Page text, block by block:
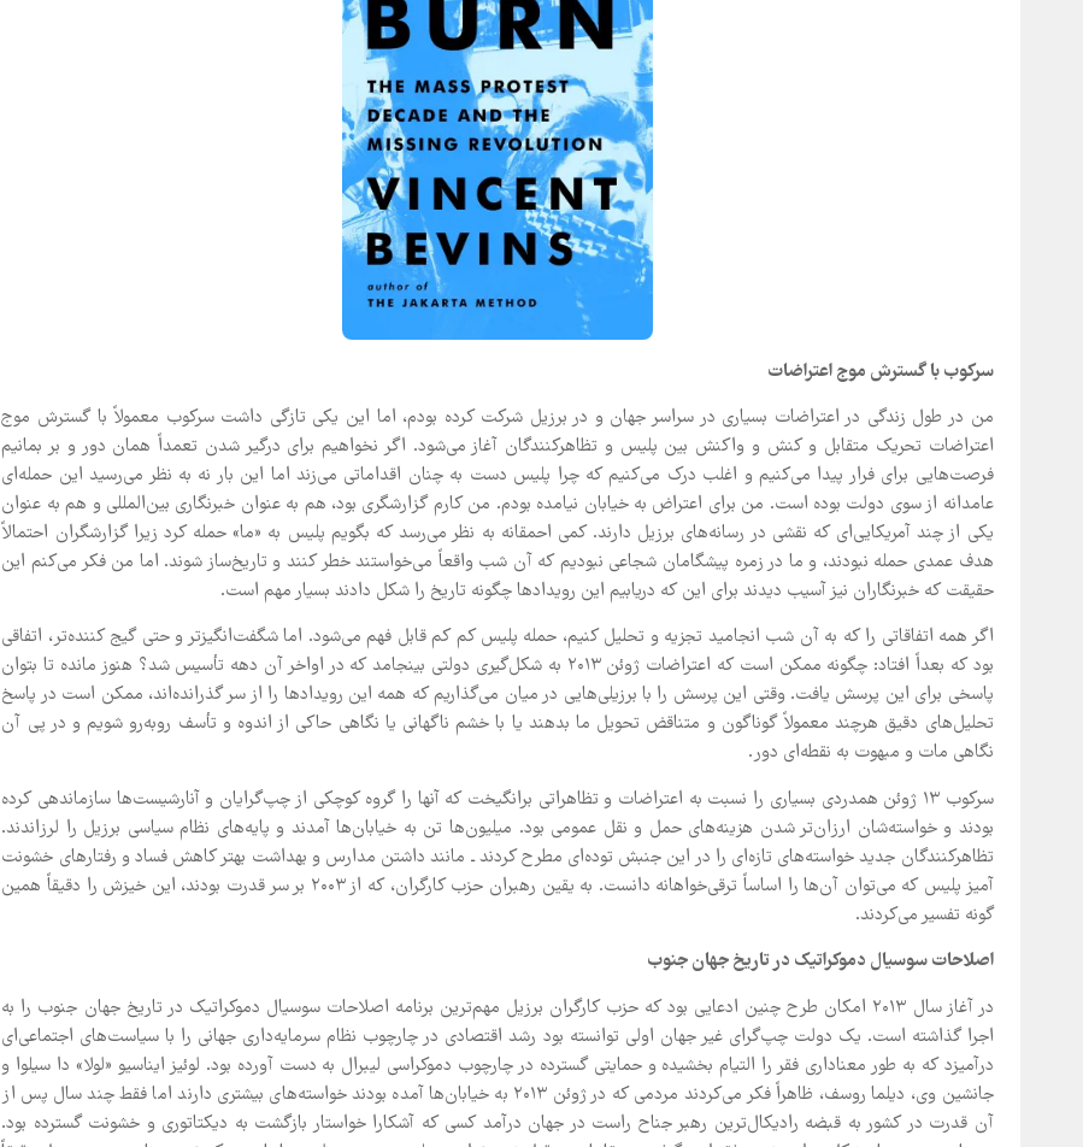
سرکوب با گسترش موج اعتراضات
من در طول زندگی در اعتراضات بسیاری در سراسر جهان و در برزیل شرکت کرده بودم، اما این یکی تازگی داشت سرکوب معمولاً با گسترش موج
اعتراضات تحریک متقابل و کنش و واکنش بین پلیس و تظاهرکنندگان آغاز می‌شود. اگر نخواهیم برای درگیر شدن تعمداً همان دور و بر بمانیم
فرصت‌هایی برای فرار پیدا می‌کنیم و اغلب درک می‌کنیم که چرا پلیس دست به چنان اقداماتی می‌زند اما این بار نه به نظر می‌رسید این حمله‌ای
عامدانه از سوی دولت بوده است. من برای اعتراض به خیابان نیامده بودم. من کارم گزارشگری بود، هم به عنوان خبرنگاری بین‌المللی و هم به عنوان
یکی از چند آمریکایی‌ای که نقشی در رسانه‌های برزیل دارند. کمی احمقانه به نظر می‌رسد که بگویم پلیس به «ما» حمله کرد زیرا گزارشگران احتمالاً
هدف عمدی حمله نبودند، و ما در زمره پیشگامان شجاعی نبودیم که آن شب واقعاً می‌خواستند خطر کنند و تاریخ‌ساز شوند. اما من فکر می‌کنم این
حقیقت که خبرنگاران نیز آسیب دیدند برای این که دریابیم این رویدادها چگونه تاریخ را شکل دادند بسیار مهم است.
اگر همه اتفاقاتی را که به آن شب انجامید تجزیه و تحلیل کنیم، حمله پلیس کم کم قابل فهم می‌شود. اما شگفت‌انگیزتر و حتی گیج کننده‌تر، اتفاقی
بود که بعداً افتاد: چگونه ممکن است که اعتراضات ژوئن ۲۰۱۳ به شکل‌گیری دولتی بینجامد که در اواخر آن دهه تأسیس شد؟ هنوز مانده تا بتوان
پاسخی برای این پرسش یافت. وقتی این پرسش را با برزیلی‌هایی در میان می‌گذاریم که همه این رویدادها را از سر گذرانده‌اند، ممکن است در پاسخ
تحلیل‌های دقیق هرچند معمولاً گوناگون و متناقض تحویل ما بدهند یا با خشم ناگهانی یا نگاهی حاکی از اندوه و تأسف روبه‌رو شویم و در پی آن
نگاهی مات و مبهوت به نقطه‌ای دور.
سرکوب ۱۳ ژوئن همدردی بسیاری را نسبت به اعتراضات و تظاهراتی برانگیخت که آنها را گروه کوچکی از چپ‌گرایان و آنارشیست‌ها سازماندهی کرده
بودند و خواسته‌شان ارزان‌تر شدن هزینه‌های حمل و نقل عمومی بود. میلیون‌ها تن به خیابان‌ها آمدند و پایه‌های نظام سیاسی برزیل را لرزاندند.
تظاهرکنندگان جدید خواسته‌های تازه‌ای را در این جنبش توده‌ای مطرح کردند ـ مانند داشتن مدارس و بهداشت بهتر کاهش فساد و رفتارهای خشونت
آمیز پلیس که می‌توان آن‌ها را اساساً ترقی‌خواهانه دانست. به یقین رهبران حزب کارگران، که از ۲۰۰۳ بر سر قدرت بودند، این خیزش را دقیقاً همین
گونه تفسیر می‌کردند.
اصلاحات سوسیال دموکراتیک در تاریخ جهان جنوب
در آغاز سال ۲۰۱۳ امکان طرح چنین ادعایی بود که حزب کارگران برزیل مهم‌ترین برنامه اصلاحات سوسیال دموکراتیک در تاریخ جهان جنوب را به
اجرا گذاشته است. یک دولت چپ‌گرای غیر جهان اولی توانسته بود رشد اقتصادی در چارچوب نظام سرمایه‌داری جهانی را با سیاست‌های اجتماعی‌ای
درآمیزد که به طور معناداری فقر را التیام بخشیده و حمایتی گسترده در چارچوب دموکراسی لیبرال به دست آورده بود. لوئیز ایناسیو «لولا» دا سیلوا و
جانشین وی، دیلما روسف، ظاهراً فکر می‌کردند مردمی که در ژوئن ۲۰۱۳ به خیابان‌ها آمده بودند خواسته‌های بیشتری دارند اما فقط چند سال پس از
آن قدرت در کشور به قبضه رادیکال‌ترین رهبر جناح راست در جهان درآمد کسی که آشکارا خواستار بازگشت به دیکتاتوری و خشونت گسترده بود.